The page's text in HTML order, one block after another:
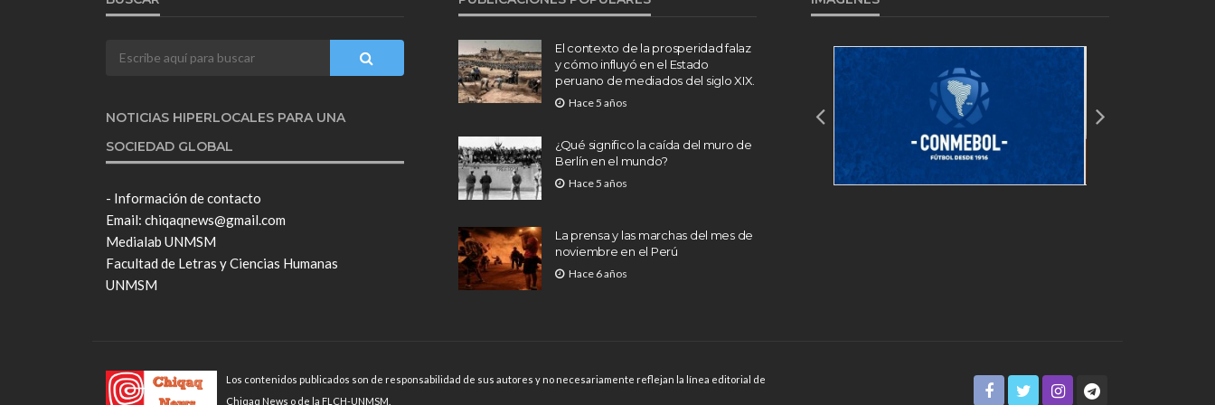
NOTICIAS HIPERLOCALES PARA UNA
SOCIEDAD GLOBAL
- Información de contacto
Email: chiqaqnews@gmail.com
Medialab UNMSM
Facultad de Letras y Ciencias Humanas
UNMSM
El contexto de la prosperidad falaz
y cómo influyó en el Estado
peruano de mediados del siglo XIX.
Hace 5 años
¿Qué significo la caída del muro de
Berlín en el mundo?
Hace 5 años
La prensa y las marchas del mes de
noviembre en el Perú
Hace 6 años
Los contenidos publicados son de responsabilidad de sus autores y no necesariamente reflejan la línea editorial de
Chiqaq News o de la FLCH-UNMSM.